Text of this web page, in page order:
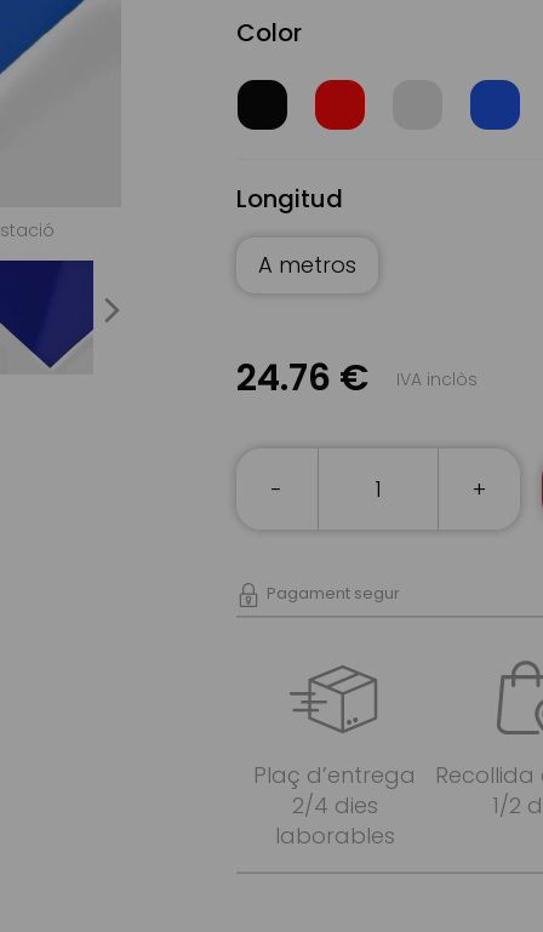
Color
Longitud
A metros
24.76 € IVA inclòs
- +
Pagament segur
Plaç d’entrega
2/4 dies
laborables
1/2